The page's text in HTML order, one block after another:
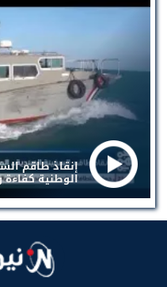
إنقاذ طاقم
الوطنية كفاءة